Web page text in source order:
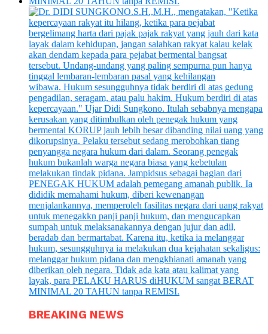
BREAKING NEWS